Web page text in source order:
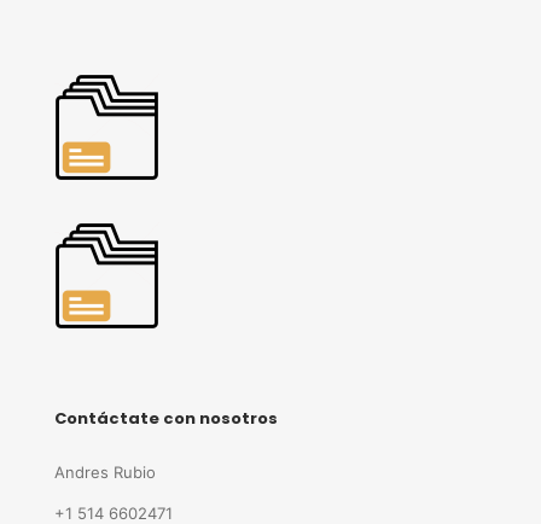
Contáctate con nosotros
Andres Rubio
+1 514 6602471